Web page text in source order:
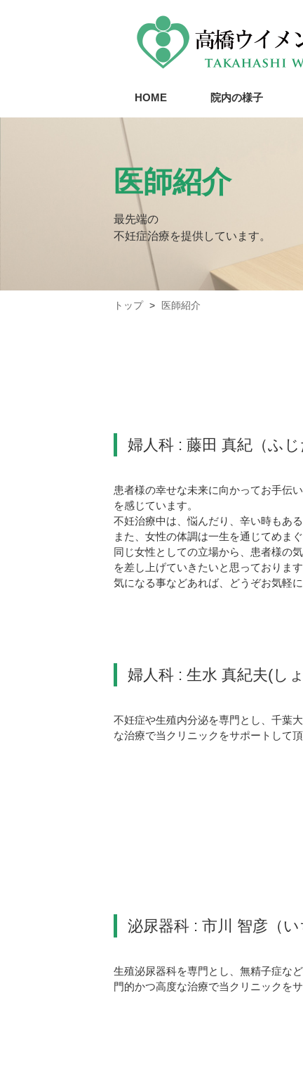
HOME 院内の様子
医師紹介
最先端の
不妊症治療を提供しています。
トップ 医師紹介
婦人科 : 藤田 真紀（ふじ
患者様の幸せな未来に向かってお手伝
を感じています。
不妊治療中は、悩んだり、辛い時もある
また、女性の体調は一生を通じてめま
同じ女性としての立場から、患者様の
を差し上げていきたいと思っております
気になる事などあれば、どうぞお気軽に
婦人科 : 生水 真紀夫(し
不妊症や生殖内分泌を専門とし、千葉
な治療で当クリニックをサポートして頂
泌尿器科 : 市川 智彦（
生殖泌尿器科を専門とし、無精子症な
門的かつ高度な治療で当クリニックを